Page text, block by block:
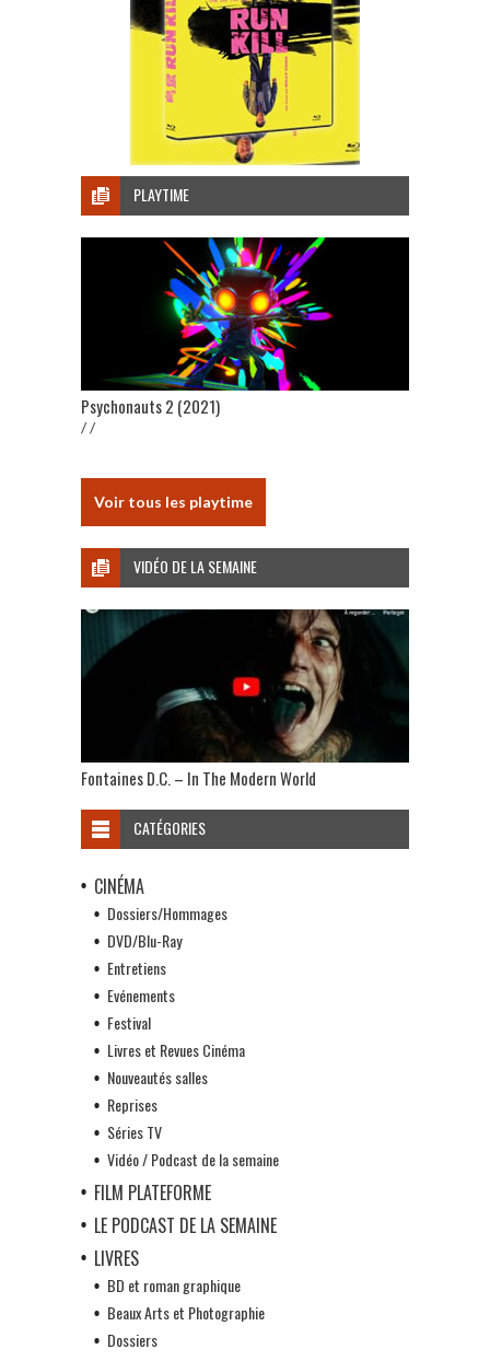
PLAYTIME
Psychonauts 2 (2021)
/ /
Voir tous les playtime
VIDÉO DE LA SEMAINE
Fontaines D.C. – In The Modern World
CATÉGORIES
CINÉMA
Dossiers/Hommages
DVD/Blu-Ray
Entretiens
Evénements
Festival
Livres et Revues Cinéma
Nouveautés salles
Reprises
Séries TV
Vidéo / Podcast de la semaine
FILM PLATEFORME
LE PODCAST DE LA SEMAINE
LIVRES
BD et roman graphique
Beaux Arts et Photographie
Dossiers